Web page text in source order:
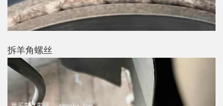
拆羊角螺丝